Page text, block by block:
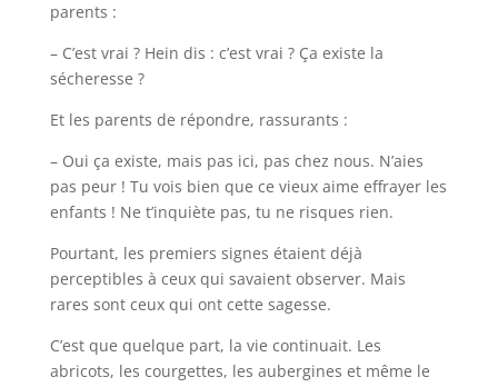
parents :
– C’est vrai ? Hein dis : c’est vrai ? Ça existe la
sécheresse ?
Et les parents de répondre, rassurants :
– Oui ça existe, mais pas ici, pas chez nous. N’aies
pas peur ! Tu vois bien que ce vieux aime effrayer les
enfants ! Ne t’inquiète pas, tu ne risques rien.
Pourtant, les premiers signes étaient déjà
perceptibles à ceux qui savaient observer. Mais
rares sont ceux qui ont cette sagesse.
C’est que quelque part, la vie continuait. Les
abricots, les courgettes, les aubergines et même le